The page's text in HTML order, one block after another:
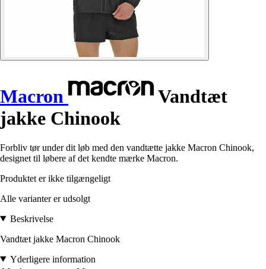
Macron
Vandtæt
jakke Chinook
Forbliv tør under dit løb med den vandtætte jakke Macron Chinook,
designet til løbere af det kendte mærke Macron.
Produktet er ikke tilgængeligt
Alle varianter er udsolgt
Beskrivelse
Vandtæt jakke Macron Chinook
Yderligere information